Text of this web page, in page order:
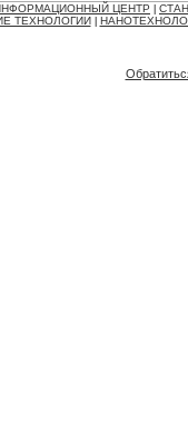
ЦЕНТР
ТЕХНОЛОГИИ